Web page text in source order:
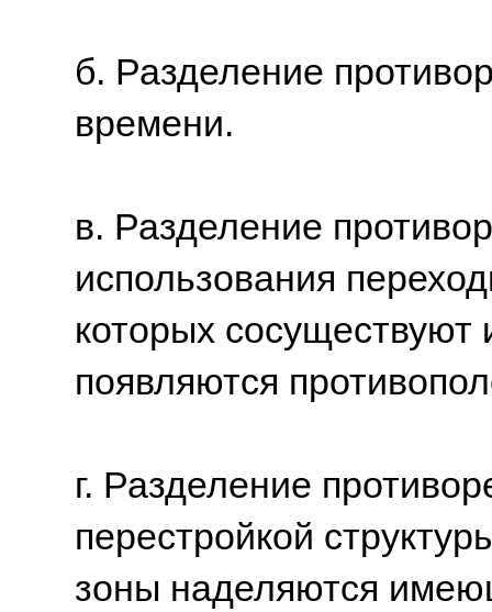
б. Разделение
времени.
в. Разделение
использования
которых
появляются
г. Разделение
перестройкой
зоны наделяются